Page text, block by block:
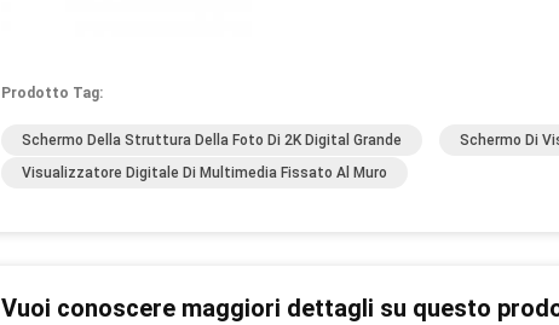
Prodotto Tag:
Schermo Della Struttura Della Foto Di 2K Digital Grande
Schermo Di
Visualizzatore Digitale Di Multimedia Fissato Al Muro
Vuoi conoscere maggiori dettagli su questo